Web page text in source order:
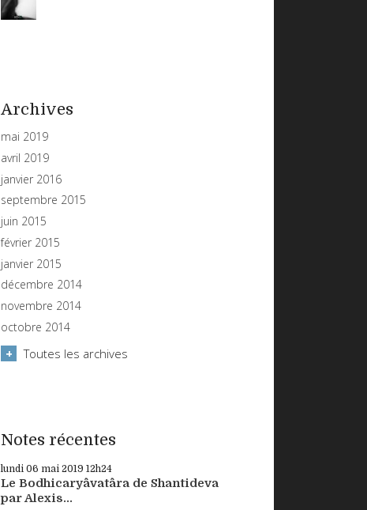
Archives
mai 2019
avril 2019
janvier 2016
septembre 2015
juin 2015
février 2015
janvier 2015
décembre 2014
novembre 2014
octobre 2014
Toutes les archives
Notes récentes
lundi 06 mai 2019 12h24
Le Bodhicaryâvatâra de Shantideva
par Alexis...